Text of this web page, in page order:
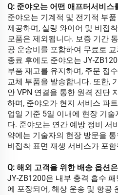
Q: 준야오는 어떤 애프터서비스
준야오는 기계적 및 전기적 부
제공하며, 실링 와이어 및 비접
모품은 제외됩니다. 보증 기간
공 운송비를 포함하여 무료로
종료 후에도 준야오는 JY-
부품 재고를 유지하며, 주문 접
교체 부품을 발송합니다. 또한,
안 VPN 연결을 통한 원격 진단
하며, 준야오가 현지 서비스 파
업일 기준 5일 이내에 현장 기술
다. 준야오는 연간 예방 정비 서
약에는 기술자의 현장 방문을
비접착 표면 재생 서비스가 포
Q: 해외 고객을 위한 배송 옵션
JY-ZB1200은 내부 충격 흡수
에 포장되어, 해상 운송 및 항공